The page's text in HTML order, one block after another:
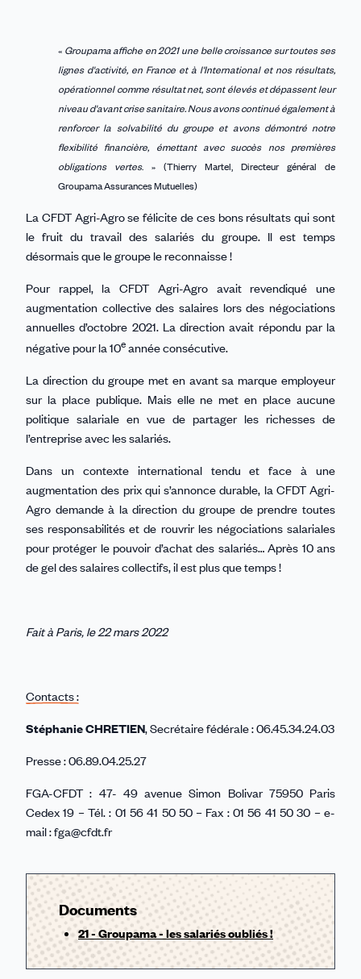
« Groupama affiche en 2021 une belle croissance sur toutes ses
lignes d'activité, en France et à l'International et nos résultats,
opérationnel comme résultat net, sont élevés et dépassent leur
niveau d'avant crise sanitaire. Nous avons continué également à
renforcer la solvabilité du groupe et avons démontré notre
flexibilité financière, émettant avec succès nos premières
obligations vertes. » (Thierry Martel, Directeur général de
Groupama Assurances Mutuelles)
La CFDT Agri-Agro se félicite de ces bons résultats qui sont
le fruit du travail des salariés du groupe. Il est temps
désormais que le groupe le reconnaisse !
Pour rappel, la CFDT Agri-Agro avait revendiqué une
augmentation collective des salaires lors des négociations
annuelles d’octobre 2021. La direction avait répondu par la
négative pour la 10eannée consécutive.
La direction du groupe met en avant sa marque employeur
sur la place publique. Mais elle ne met en place aucune
politique salariale en vue de partager les richesses de
l’entreprise avec les salariés.
Dans un contexte international tendu et face à une
augmentation des prix qui s’annonce durable, la CFDT Agri-
Agro demande à la direction du groupe de prendre toutes
ses responsabilités et de rouvrir les négociations salariales
pour protéger le pouvoir d’achat des salariés… Après 10 ans
de gel des salaires collectifs, il est plus que temps !
Fait à Paris, le 22 mars 2022
Contacts :
Stéphanie CHRETIEN, Secrétaire fédérale : 06.45.34.24.03
Presse : 06.89.04.25.27
FGA-CFDT : 47- 49 avenue Simon Bolivar 75950 Paris
Cedex 19 – Tél. : 01 56 41 50 50 – Fax : 01 56 41 50 30 – e-
mail : fga@cfdt.fr
Documents
21 - Groupama - les salariés oubliés !